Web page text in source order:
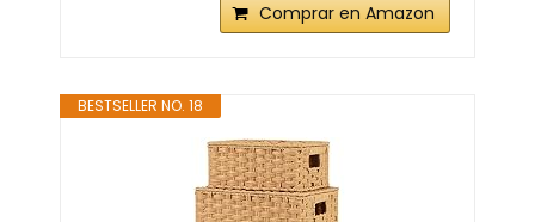
Comprar en Amazon
BESTSELLER NO. 18